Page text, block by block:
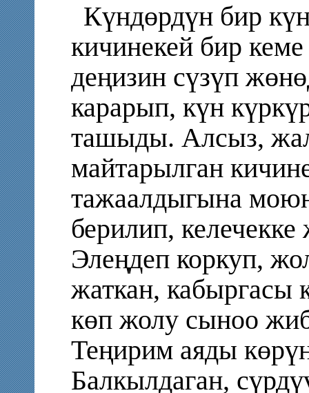
Күндөрдүн бир
кичинекей бир
деңизин сүзүп
карарып, күн
ташыды. Алсыз,
майтарылган
тажаалдыгына
берилип,
Элеңдеп коркуп,
жаткан, кабыргасы
көп жолу сыноо
Теңирим аяды
Балкылдаган,